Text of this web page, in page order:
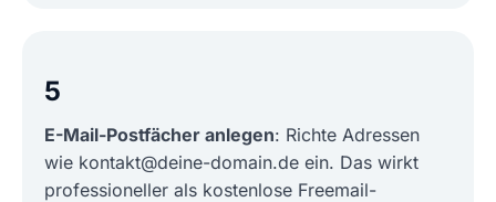
5
E-Mail-Postfächer anlegen: Richte Adressen
wie kontakt@deine-domain.de ein. Das wirkt
professioneller als kostenlose Freemail-